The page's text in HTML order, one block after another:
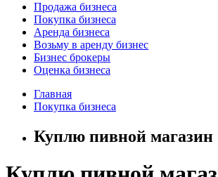
Продажа бизнеса
Покупка бизнеса
Аренда бизнеса
Возьму в аренду бизнес
Бизнес брокеры
Оценка бизнеса
Главная
Покупка бизнеса
Куплю пивной магазин